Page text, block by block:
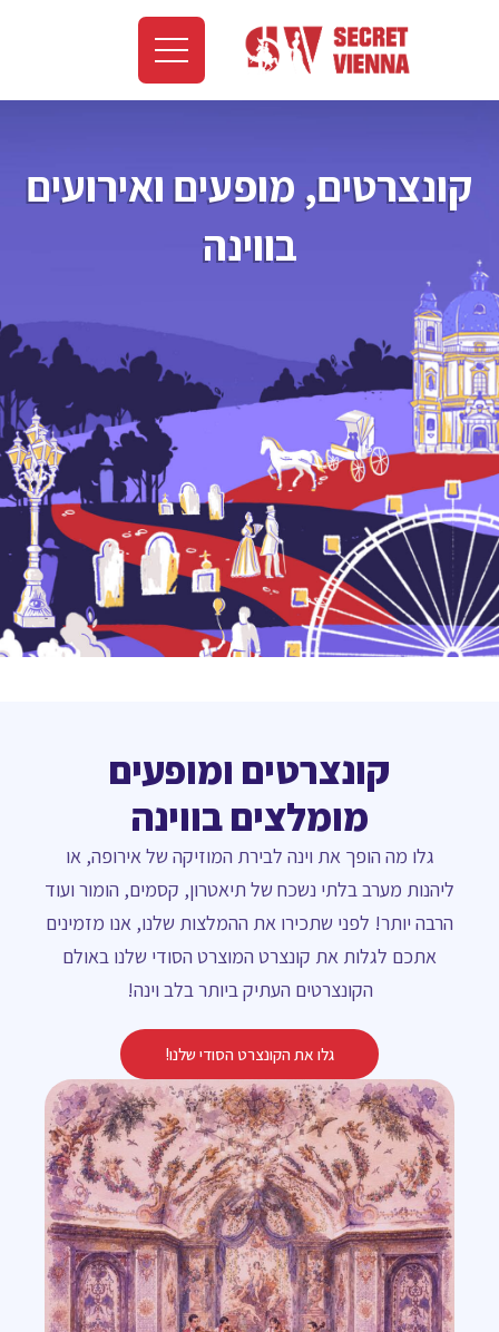
קונצרטים, מופעים ואירועים
בווינה
קונצרטים ומופעים
מומלצים בווינה
גלו מה הופך את וינה לבירת המוזיקה של אירופה, או
ליהנות מערב בלתי נשכח של תיאטרון, קסמים, הומור ועוד
הרבה יותר! לפני שתכירו את ההמלצות שלנו, אנו מזמינים
אתכם לגלות את קונצרט המוצרט הסודי שלנו באולם
הקונצרטים העתיק ביותר בלב וינה!
גלו את הקונצרט הסודי שלנו!